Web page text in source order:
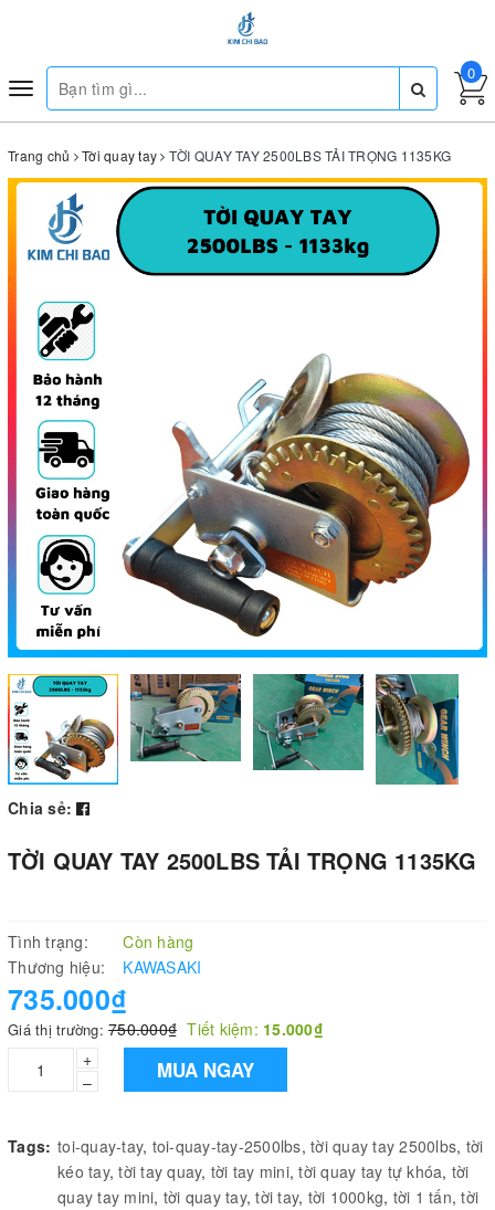
Toggle
navigation
0
Trang chủ Tời quay tay TỜI QUAY TAY 2500LBS TẢI TRỌNG 1135KG
Chia sẻ:
TỜI QUAY TAY 2500LBS TẢI TRỌNG 1135KG
Tình trạng:
Còn hàng
Thương hiệu:
KAWASAKI
735.000₫
Giá thị trường: 750.000₫ Tiết kiệm: 15.000₫
+
–
MUA NGAY
Tags: toi-quay-tay, toi-quay-tay-2500lbs, tời quay tay 2500lbs, tời
kéo tay,tời tay quay, tời tay mini,tời quay tay tự khóa, tời
quay tay mini, tời quay tay,tời tay, tời 1000kg, tời 1 tấn,tời